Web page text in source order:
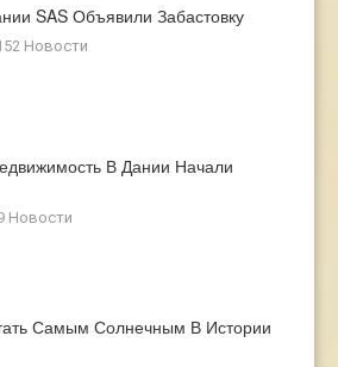
SAS Объявили Забастовку
Новости
В Дании Начали
Новости
Самым Солнечным В Истории